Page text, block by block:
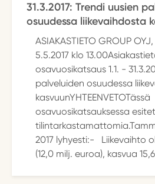
31.3.2017: Trendi uusien
osuudessa liikevaihdosta
ASIAKASTIETO GROUP
5.5.2017 klo
osavuosikatsaus 1.1. -
palveluiden osuudessa
kasvuunYHTEENVETOTässä
osavuosikatsauksessa
2017 lyhyesti:- Liikevaihto
(12,0 milj. euroa), kasvua